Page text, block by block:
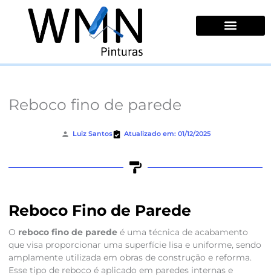
conteúdo
Reboco fino de parede
Luiz Santos Atualizado em: 01/12/2025
Reboco Fino de Parede
O reboco fino de paredeé uma técnica de acabamento
que visa proporcionar uma superfície lisa e uniforme, sendo
amplamente utilizada em obras de construção e reforma.
Esse tipo de reboco é aplicado em paredes internas e